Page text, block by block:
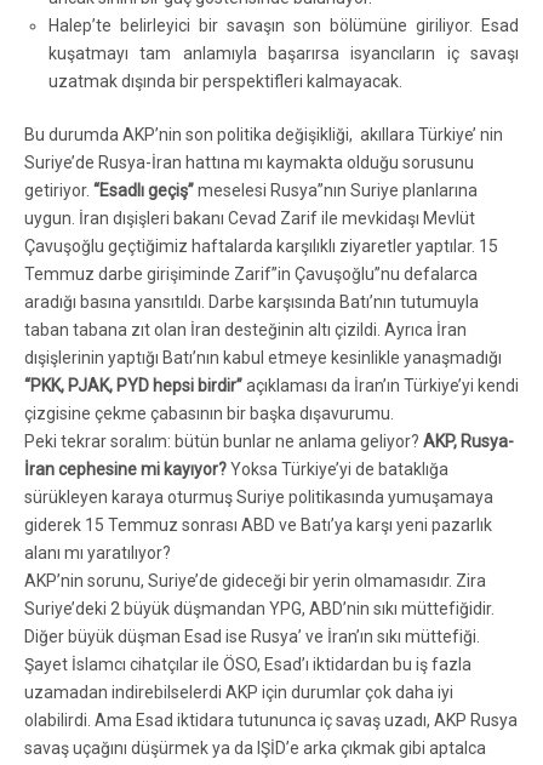
Halep’te belirleyici bir savaşın son bölümüne giriliyor. Esad
kuşatmayı tam anlamıyla başarırsa isyancıların iç savaşı
uzatmak dışında bir perspektifleri kalmayacak.
Bu durumda AKP’nin son politika değişikliği, akıllara Türkiye’ nin
Suriye’de Rusya-İran hattına mı kaymakta olduğu sorusunu
getiriyor. “Esadlı geçiş”meselesi Rusya”nın Suriye planlarına
uygun. İran dışişleri bakanı Cevad Zarif ile mevkidaşı Mevlüt
Çavuşoğlu geçtiğimiz haftalarda karşılıklı ziyaretler yaptılar. 15
Temmuz darbe girişiminde Zarif”in Çavuşoğlu”nu defalarca
aradığı basına yansıtıldı. Darbe karşısında Batı’nın tutumuyla
taban tabana zıt olan İran desteğinin altı çizildi. Ayrıca İran
dışişlerinin yaptığı Batı’nın kabul etmeye kesinlikle yanaşmadığı
“PKK, PJAK, PYD hepsi birdir”açıklaması da İran’ın Türkiye’yi kendi
çizgisine çekme çabasının bir başka dışavurumu.
Peki tekrar soralım: bütün bunlar ne anlama geliyor? AKP, Rusya-
İran cephesine mi kayıyor?Yoksa Türkiye’yi de bataklığa
sürükleyen karaya oturmuş Suriye politikasında yumuşamaya
giderek 15 Temmuz sonrası ABD ve Batı’ya karşı yeni pazarlık
alanı mı yaratılıyor?
AKP’nin sorunu, Suriye’de gideceği bir yerin olmamasıdır. Zira
Suriye’deki 2 büyük düşmandan YPG, ABD’nin sıkı müttefiğidir.
Diğer büyük düşman Esad ise Rusya’ ve İran’ın sıkı müttefiği.
Şayet İslamcı cihatçılar ile ÖSO, Esad’ı iktidardan bu iş fazla
uzamadan indirebilselerdi AKP için durumlar çok daha iyi
olabilirdi. Ama Esad iktidara tutununca iç savaş uzadı, AKP Rusya
savaş uçağını düşürmek ya da IŞİD’e arka çıkmak gibi aptalca